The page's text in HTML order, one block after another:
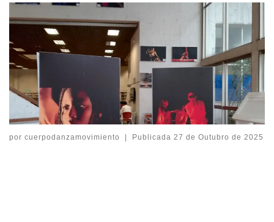
por cuerpodanzamovimiento Publicada 27 de Outubro de 2025